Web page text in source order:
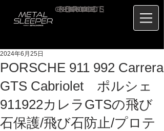
HOME
CONCEPT
SERVICE
ABOUT US
BLOG
PRICE
CONTACT
RECRUIT
PORSCHE 911 992 Carrera
GTS Cabriolet ポルシェ
911922カレラGTSの飛び
石保護/飛び石防止/プロテ
2024年6月25日